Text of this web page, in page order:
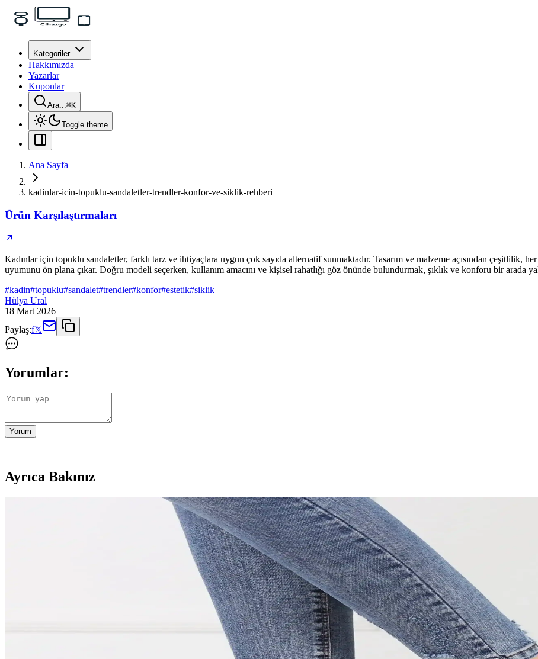
Kategoriler
Hakkımızda
Yazarlar
Kuponlar
Ara...⌘K
Toggle theme
Ana Sayfa
kadinlar-icin-topuklu-sandaletler-trendler-konfor-ve-siklik-rehberi
Ürün Karşılaştırmaları
Kadınlar için topuklu sandaletler, farklı tarz ve ihtiyaçlara uygun çok sayıda alternatif sunmaktadır. Tasarım ve malzeme açısından çeşitlilik,
uyumunu ön plana çıkar. Doğru modeli seçerken, kullanım amacını ve kişisel rahatlığı göz önünde bulundurmak, şıklık ve konforu bir arada
#kadin#topuklu#sandalet#trendler#konfor#estetik#siklik
Hülya Ural
18 Mart 2026
Paylaş:f𝕏
Yorumlar:
Yorum
Ayrıca Bakınız
Kadınlar İçin Günlük Konforlu ve Şık Çizme Modelleri Rehberi
Kadınlar için konforlu ve günlük kullanıma uygun çizme modelleri, yumuşak tabanlar, su geçirmez özellikler ve şık tasarımlarla çeşitli
Modavien Kadın Abiye Ayakkabıları: Şıklık ve Konforu Bir Arada Sunan Tasarımlar
Modavien markasının kadın abiye ayakkabıları, yüksek kaliteli malzemeleri ve şık tasarımlarıyla özel günlerde mükemmel uyum sağlar,
Kadınlar İçin Günlük Şıklık ve Konfor Sunan Topuklu Sandaletler Hakkında Bilgi
Kadınların günlük yaşamında şıklık ve rahatlık ikilisi, topuklu sandaletlerde önemli. Modern tasarımlar, stil ve konforu bir araya getiriyor.
Kadınlar İçin Şık Desenli Çantalar: Güncel Moda Trendleri ve Çeşitleri Hakkında Bilgi